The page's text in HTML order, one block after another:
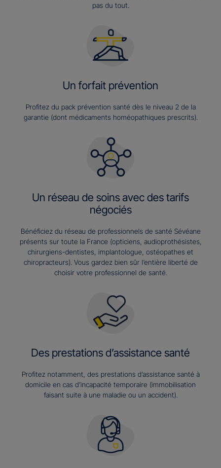
pas du tout.
Un forfait prévention
Profitez du pack prévention santé dès le niveau 2 de la
garantie (dont médicaments homéopathiques prescrits).
Un réseau de soins avec des tarifs
négociés
Bénéficiez du réseau de professionnels de santé Sévéane
présents sur toute la France (opticiens, audioprothésistes,
chirurgiens-dentistes, implantologue, ostéopathes et
chiropracteurs). Vous gardez bien sûr l’entière liberté de
choisir votre professionnel de santé.
Des prestations d’assistance santé
Profitez notamment, des prestations d’assistance santé à
domicile en cas d’incapacité temporaire (immobilisation
faisant suite à une maladie ou un accident).